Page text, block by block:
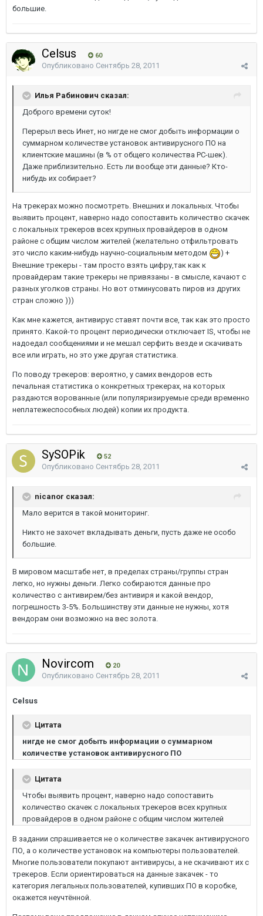
большие.
Celsus 60
Опубликовано Сентябрь 28, 2011
Илья Рабинович сказал:
Доброго времени суток!
Перерыл весь Инет, но нигде не смог добыть информации о
суммарном количестве установок антивирусного ПО на
клиентские машины (в % от общего количества PC-шек).
Даже приблизительно. Есть ли вообще эти данные? Кто-
нибудь их собирает?
На трекерах можно посмотреть. Внешних и локальных. Чтобы
выявить процент, наверно надо сопоставить количество скачек
с локальных трекеров всех крупных провайдеров в одном
районе с общим числом жителей (желательно отфильтровать
это число каким-нибудь научно-социальным методом
) +
Внешние трекеры - там просто взять цифру,так как к
провайдерам такие трекеры не привязаны - в смысле, качают с
разных уголков страны. Но вот отминусовать пиров из других
стран сложно )))
Как мне кажется, антивирус ставят почти все, так как это просто
принято. Какой-то процент периодически отключает IS, чтобы не
надоедал сообщениями и не мешал серфить везде и скачивать
все или играть, но это уже другая статистика.
По поводу трекеров: вероятно, у самих вендоров есть
печальная статистика о конкретных трекерах, на которых
раздаются ворованные (или популяризируемые среди временно
неплатежеспособных людей) копии их продукта.
SySOPik 52
Опубликовано Сентябрь 28, 2011
nicanor сказал:
Мало верится в такой мониторинг.
Никто не захочет вкладывать деньги, пусть даже не особо
большие.
В мировом масштабе нет, в пределах страны/группы стран
легко, но нужны деньги. Легко собираются данные про
количество с антивирем/без антивиря и какой вендор,
погрешность 3-5%. Большинству эти данные не нужны, хотя
вендорам они возможно на вес золота.
Novircom 20
Опубликовано Сентябрь 28, 2011
Celsus
Цитата
нигде не смог добыть информации о суммарном
количестве установок антивирусного ПО
Цитата
Чтобы выявить процент, наверно надо сопоставить
количество скачек с локальных трекеров всех крупных
провайдеров в одном районе с общим числом жителей
В задании спрашивается не о количестве закачек антивирусного
ПО, а о количестве установок на компьютеры пользователей.
Многие пользователи покупают антивирусы, а не скачивают их с
трекеров. Если ориентироваться на данные закачек - то
категория легальных пользователей, купивших ПО в коробке,
окажется неучтённой.